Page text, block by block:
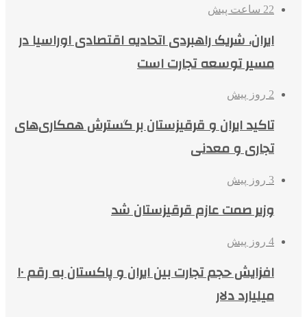
22 ساعت پیش
ایران، شریک راهبردی اتحادیه اقتصادی اوراسیا در
مسیر توسعه تجارت است
2 روز پیش
تاکید ایران و قرقیزستان بر گسترش همکاری‌های
تجاری و معدنی
3 روز پیش
وزیر صمت عازم قرقیزستان شد
4 روز پیش
افزایش حجم تجارت بین ایران و پاکستان به رقم ۱۰
میلیارد دلار